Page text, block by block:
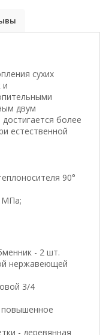
сухих
и
двум
более
естественной
90°
МПа;
- 2 шт.
нержавеющей
3/4
повышенное
- деревянная